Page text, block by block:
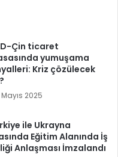
Çin ticaret
yumuşama
Kriz çözülecek
2025
ile Ukrayna
Eğitim Alanında İş
Anlaşması İmzalandı